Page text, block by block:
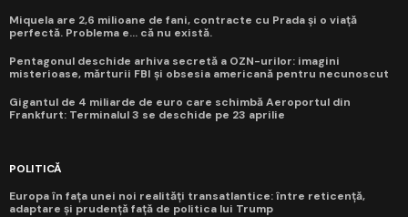
Miquela are 2,6 milioane de fani, contracte cu Prada și o viață
perfectă. Problema e... că nu există.
Pentagonul deschide arhiva secretă a OZN-urilor: imagini
misterioase, mărturii FBI și obsesia americană pentru necunoscut
Gigantul de 4 miliarde de euro care schimbă Aeroportul din
Frankfurt: Terminalul 3 se deschide pe 23 aprilie
POLITICĂ
Europa în fața unei noi realități transatlantice: între reticență,
adaptare și prudență față de politica lui Trump